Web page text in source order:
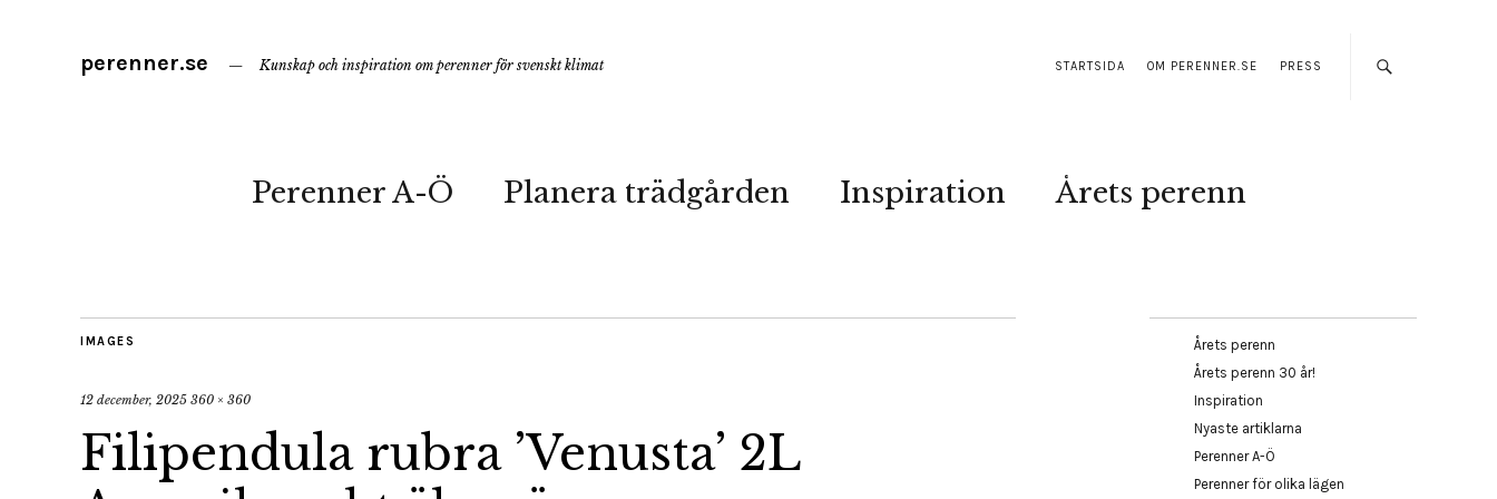
STARTSIDA OM PERENNER.SE PRESS
perenner.se Kunskap och inspiration om perenner för svenskt klimat
Perenner A-Ö Planera trädgården Inspiration Årets perenn
IMAGES
12 december, 2025 360 × 360
Filipendula rubra ’Venusta’ 2L
Årets perenn
Årets perenn 30 år!
Inspiration
Nyaste artiklarna
Perenner A-Ö
Perenner för olika lägen